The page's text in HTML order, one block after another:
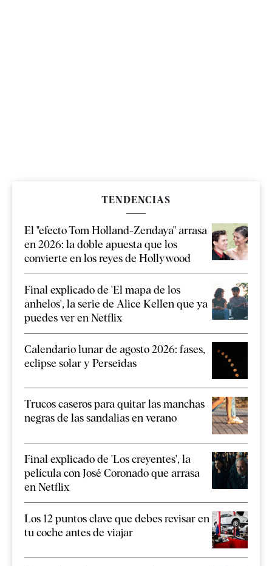
TENDENCIAS
El "efecto Tom Holland-Zendaya" arrasa
en 2026: la doble apuesta que los
convierte en los reyes de Hollywood
Final explicado de 'El mapa de los
anhelos', la serie de Alice Kellen que ya
puedes ver en Netflix
Calendario lunar de agosto 2026: fases,
eclipse solar y Perseidas
Trucos caseros para quitar las manchas
negras de las sandalias en verano
Final explicado de 'Los creyentes', la
película con José Coronado que arrasa
en Netflix
Los 12 puntos clave que debes revisar en
tu coche antes de viajar